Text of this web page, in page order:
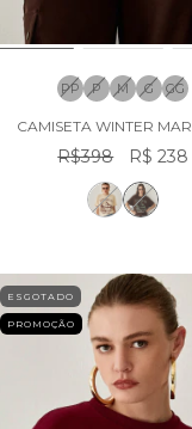
PP P M G GG
CAMISETA WINTER
R$398 R$ 238
ESGOTADO
PROMOÇÃO